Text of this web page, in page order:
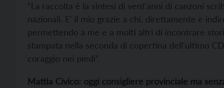
“La raccolta è la sintesi di vent'anni di canzoni
nazionali. E' il mio grazie a chi, direttamente e
permettendo a me e a molti altri di incontrare
stampata nella seconda di copertina dell'ultimo
coraggio nei piedi”.
Mattia Civico: oggi consigliere provinciale ma